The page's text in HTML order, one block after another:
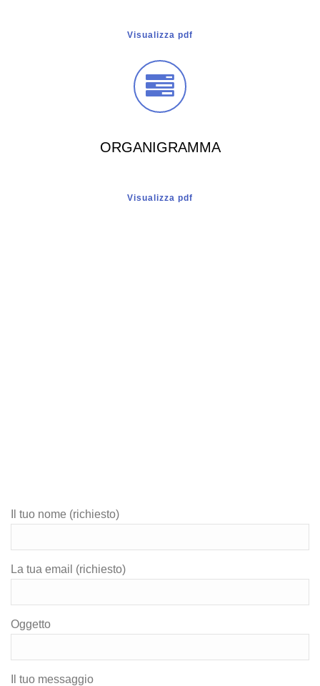
Visualizza pdf
ORGANIGRAMMA
Visualizza pdf
Il tuo nome (richiesto)
La tua email (richiesto)
Oggetto
Il tuo messaggio